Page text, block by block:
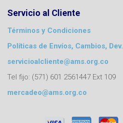
Servicio al Cliente
Términos y Condiciones
Políticas de Envíos, Cambios, Dev.
servicioalcliente@ams.org.co
Tel fijo: (571) 601 2561447 Ext 109
mercadeo@ams.org.co